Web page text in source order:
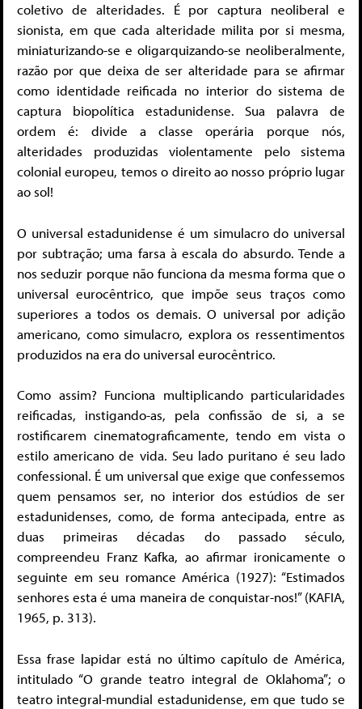
coletivo de alteridades. É por captura neoliberal e
sionista, em que cada alteridade milita por si mesma,
miniaturizando-se e oligarquizando-se neoliberalmente,
razão por que deixa de ser alteridade para se afirmar
como identidade reificada no interior do sistema de
captura biopolítica estadunidense. Sua palavra de
ordem é: divide a classe operária porque nós,
alteridades produzidas violentamente pelo sistema
colonial europeu, temos o direito ao nosso próprio lugar
ao sol!
O universal estadunidense é um simulacro do universal
por subtração; uma farsa à escala do absurdo. Tende a
nos seduzir porque não funciona da mesma forma que o
universal eurocêntrico, que impõe seus traços como
superiores a todos os demais. O universal por adição
americano, como simulacro, explora os ressentimentos
produzidos na era do universal eurocêntrico.
Como assim? Funciona multiplicando particularidades
reificadas, instigando-as, pela confissão de si, a se
rostificarem cinematograficamente, tendo em vista o
estilo americano de vida. Seu lado puritano é seu lado
confessional. É um universal que exige que confessemos
quem pensamos ser, no interior dos estúdios de ser
estadunidenses, como, de forma antecipada, entre as
duas primeiras décadas do passado século,
compreendeu Franz Kafka, ao afirmar ironicamente o
seguinte em seu romance América (1927): “Estimados
senhores esta é uma maneira de conquistar-nos!” (KAFIA,
1965, p. 313).
Essa frase lapidar está no último capítulo de América,
intitulado “O grande teatro integral de Oklahoma”; o
teatro integral-mundial estadunidense, em que tudo se